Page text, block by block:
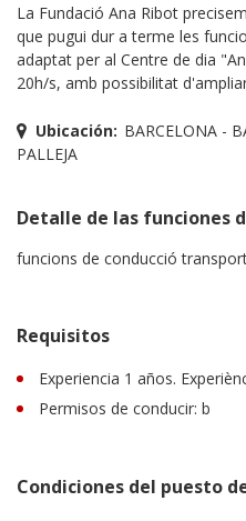
La Fundació Ana Ribot
que pugui dur a terme les
adaptat per al Centre de dia
20h/s, amb possibilitat
Ubicación: BARCELONA -
PALLEJA
Detalle de las funciones
funcions de conducció
Requisitos
Experiencia 1 años.
Permisos de conducir: b
Condiciones del puesto